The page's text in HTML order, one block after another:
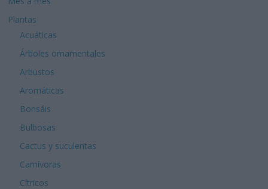
Plantas
Acuáticas
Árboles ornamentales
Arbustos
Aromáticas
Bonsáis
Bulbosas
Cactus y suculentas
Carnívoras
Cítricos